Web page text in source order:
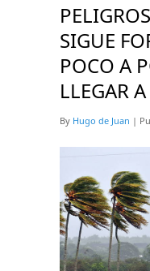
SIGUE
POCO A
LLEGAR
By Hugo de Juan |